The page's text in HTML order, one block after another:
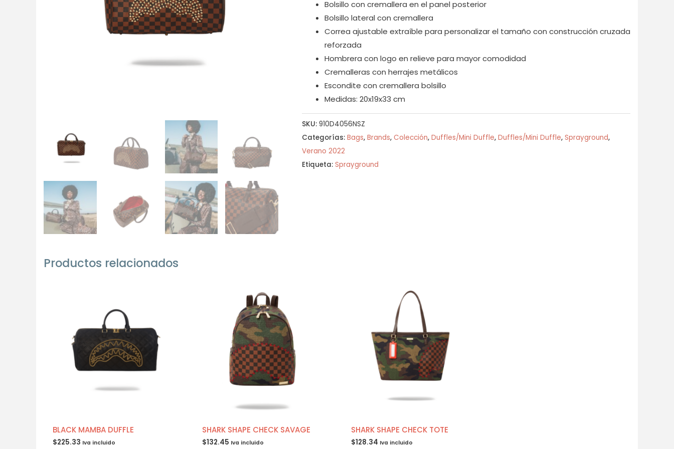
Bolsillo con cremallera en el panel posterior
Bolsillo lateral con cremallera
Correa ajustable extraíble para personalizar el tamaño con construcción cruzada
reforzada
Hombrera con logo en relieve para mayor comodidad
Cremalleras con herrajes metálicos
Escondite con cremallera bolsillo
Medidas: 20x19x33 cm
SKU: 910D4056NSZ
Categorías: Bags, Brands, Colección, Duffles/Mini Duffle, Duffles/Mini Duffle, Sprayground,
Verano 2022
Etiqueta: Sprayground
Productos relacionados
BLACK MAMBA DUFFLE
$225.33 Iva incluido
SHARK SHAPE CHECK SAVAGE
$132.45 Iva incluido
SHARK SHAPE CHECK TOTE
$128.34 Iva incluido